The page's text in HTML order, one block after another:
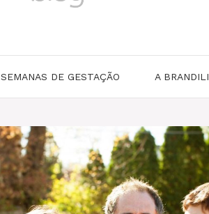
SEMANAS DE GESTAÇÃO A BRANDILI